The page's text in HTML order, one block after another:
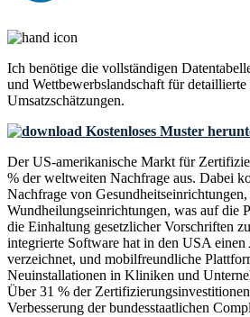
Ich benötige die vollständigen
und Wettbewerbslandschaft für detaillierte
Umsatzschätzungen.
Kostenloses Muster
Der US-amerikanische Markt für
% der weltweiten Nachfrage aus. Dabei
Nachfrage von Gesundheitseinrichtungen,
Wundheilungseinrichtungen, was auf die
die Einhaltung gesetzlicher Vorschriften
integrierte Software hat in den USA
verzeichnet, und mobilfreundliche
Neuinstallationen in Kliniken und
Über 31 % der
Verbesserung der bundesstaatlichen